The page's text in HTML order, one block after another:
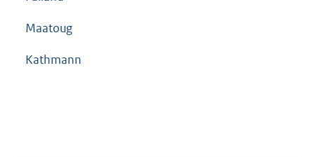
Maatoug
Kathmann